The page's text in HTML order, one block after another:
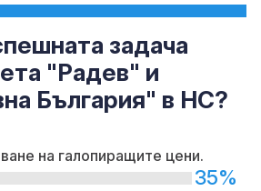
задача
"Радев" и
България" в НС?
на галопиращите цени.
35%